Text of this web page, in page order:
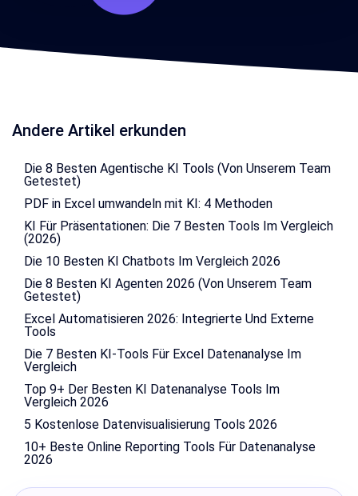
Andere Artikel erkunden
Die 8 Besten Agentische KI Tools (Von Unserem Team
Getestet)
PDF in Excel umwandeln mit KI: 4 Methoden
KI Für Präsentationen: Die 7 Besten Tools Im Vergleich
(2026)
Die 10 Besten KI Chatbots Im Vergleich 2026
Die 8 Besten KI Agenten 2026 (Von Unserem Team
Getestet)
Excel Automatisieren 2026: Integrierte Und Externe
Tools
Die 7 Besten KI-Tools Für Excel Datenanalyse Im
Vergleich
Top 9+ Der Besten KI Datenanalyse Tools Im
Vergleich 2026
5 Kostenlose Datenvisualisierung Tools 2026
10+ Beste Online Reporting Tools Für Datenanalyse
2026